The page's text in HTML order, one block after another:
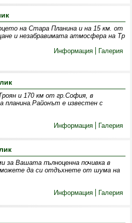
на Стара Планина и на 15 км. от
и незабравимата атмосфера на Тр
Информация
Галерия
и 170 км от гр.София, в
планина.Районът е известен с
Информация
Галерия
за Вашата пълноценна почивка в
да си отдъхнете от шума на
Информация
Галерия